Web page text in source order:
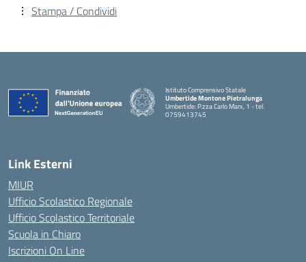
Stampa / Condividi
Istituto Comprensivo Statale
Umbertide Montone Pietralunga
Umbertide: P.zza Carlo Marx, 1 - tel.
0759413745
Link Esterni
MIUR
Ufficio Scolastico Regionale
Ufficio Scolastico Territoriale
Scuola in Chiaro
Iscrizioni On Line